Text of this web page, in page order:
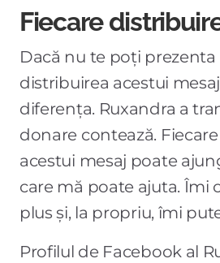
Fiecare
Dacă nu te poți prezenta
distribuirea acestui
diferența. Ruxandra a
donare contează.
acestui mesaj poate
care mă poate ajuta. Îmi
plus și, la propriu, îmi
Profilul de Facebook al